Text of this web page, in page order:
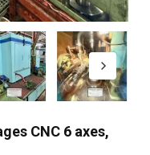
CNC 6 axes,